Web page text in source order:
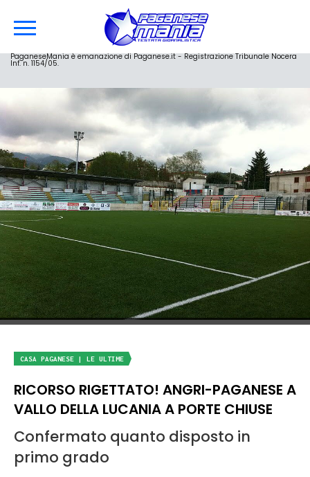
PaganeseMania è emanazione di Paganese.it - Registrazione Tribunale Nocera
Inf. n. 1154/05.
CASA PAGANESE | LE ULTIME
RICORSO RIGETTATO! ANGRI-PAGANESE A
VALLO DELLA LUCANIA A PORTE CHIUSE
Confermato quanto disposto in
primo grado